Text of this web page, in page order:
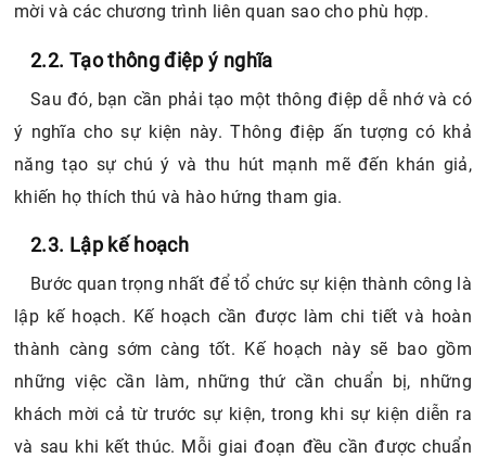
mời và các chương trình liên quan sao cho phù hợp.
2.2. Tạo thông điệp ý nghĩa
Sau đó, bạn cần phải tạo một thông điệp dễ nhớ và có
ý nghĩa cho sự kiện này. Thông điệp ấn tượng có khả
năng tạo sự chú ý và thu hút mạnh mẽ đến khán giả,
khiến họ thích thú và hào hứng tham gia.
2.3. Lập kế hoạch
Bước quan trọng nhất để tổ chức sự kiện thành công là
lập kế hoạch. Kế hoạch cần được làm chi tiết và hoàn
thành càng sớm càng tốt. Kế hoạch này sẽ bao gồm
những việc cần làm, những thứ cần chuẩn bị, những
khách mời cả từ trước sự kiện, trong khi sự kiện diễn ra
và sau khi kết thúc. Mỗi giai đoạn đều cần được chuẩn